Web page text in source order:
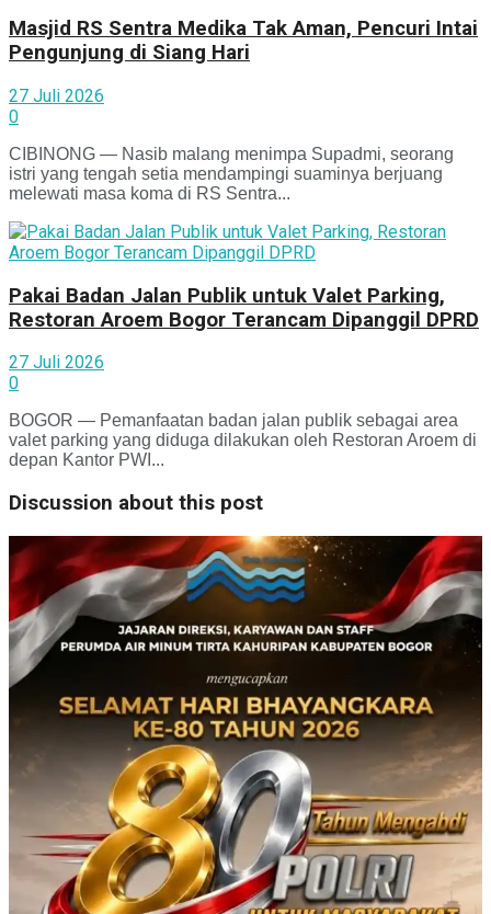
Masjid RS Sentra Medika Tak Aman, Pencuri Intai
Pengunjung di Siang Hari
27 Juli 2026
0
CIBINONG — Nasib malang menimpa Supadmi, seorang
istri yang tengah setia mendampingi suaminya berjuang
melewati masa koma di RS Sentra...
Pakai Badan Jalan Publik untuk Valet Parking,
Restoran Aroem Bogor Terancam Dipanggil DPRD
27 Juli 2026
0
BOGOR — Pemanfaatan badan jalan publik sebagai area
valet parking yang diduga dilakukan oleh Restoran Aroem di
depan Kantor PWI...
Discussion about this post